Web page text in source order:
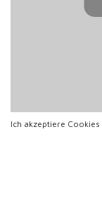
Ich akzeptiere Cookies